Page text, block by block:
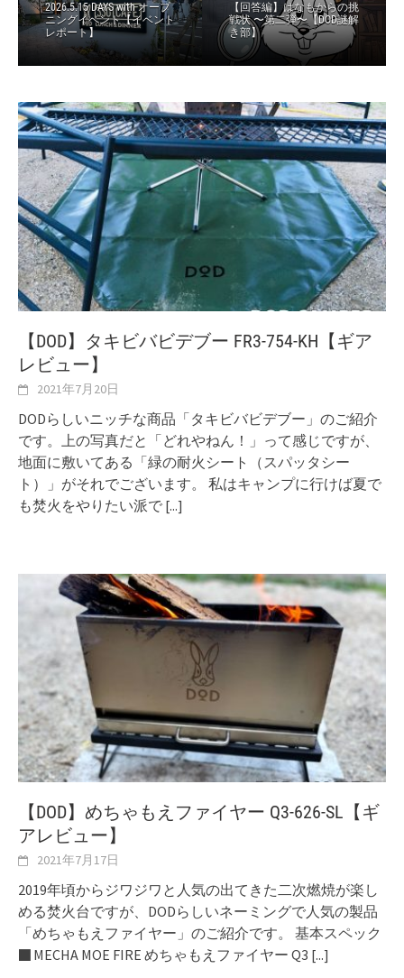
2026.5.15 DAYS with オープ
ニングイベント【イベント
レポート】
【回答編】はなもからの挑
戦状 〜第二弾〜【DOD謎解
き部】
【DOD】タキビバビデブー FR3-754-KH【ギア
レビュー】
2021年7月20日
DODらしいニッチな商品「タキビバビデブー」のご紹介
です。上の写真だと「どれやねん！」って感じですが、
地面に敷いてある「緑の耐火シート（スパッタシー
ト）」がそれでございます。 私はキャンプに行けば夏で
も焚火をやりたい派で [...]
【DOD】めちゃもえファイヤー Q3-626-SL【ギ
アレビュー】
2021年7月17日
2019年頃からジワジワと人気の出てきた二次燃焼が楽し
める焚火台ですが、DODらしいネーミングで人気の製品
「めちゃもえファイヤー」のご紹介です。 基本スペック
■ MECHA MOE FIRE めちゃもえファイヤー Q3 [...]